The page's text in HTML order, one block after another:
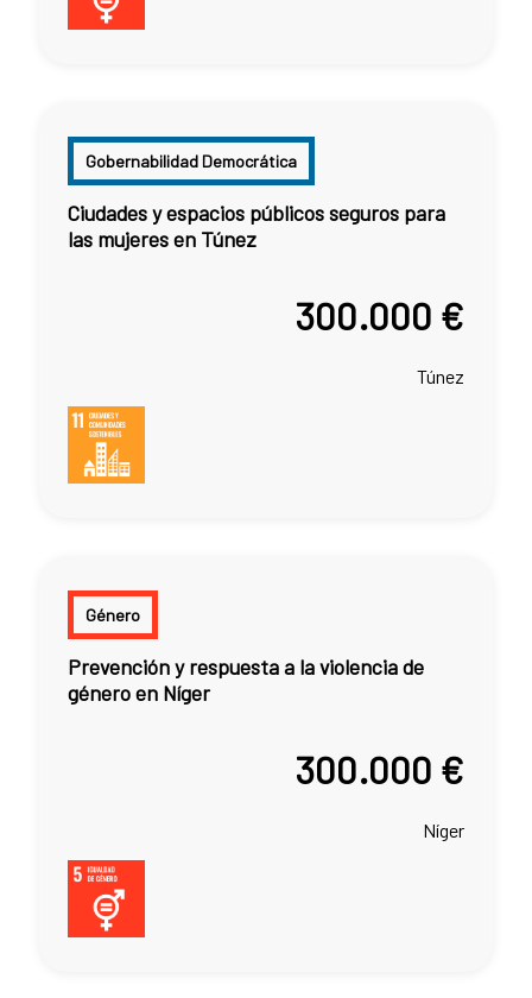
Gobernabilidad Democrática
Ciudades y espacios públicos seguros para
las mujeres en Túnez
300.000 €
Túnez
Género
Prevención y respuesta a la violencia de
género en Níger
300.000 €
Níger